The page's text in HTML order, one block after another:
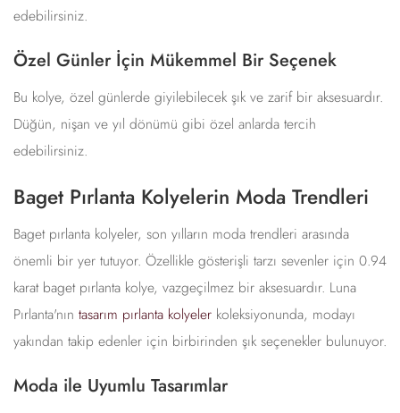
edebilirsiniz.
Özel Günler İçin Mükemmel Bir Seçenek
Bu kolye, özel günlerde giyilebilecek şık ve zarif bir aksesuardır.
Düğün, nişan ve yıl dönümü gibi özel anlarda tercih
edebilirsiniz.
Baget Pırlanta Kolyelerin Moda Trendleri
Baget pırlanta kolyeler, son yılların moda trendleri arasında
önemli bir yer tutuyor. Özellikle gösterişli tarzı sevenler için 0.94
karat baget pırlanta kolye, vazgeçilmez bir aksesuardır. Luna
Pırlanta'nın tasarım pırlanta kolyeler koleksiyonunda, modayı
yakından takip edenler için birbirinden şık seçenekler bulunuyor.
Moda ile Uyumlu Tasarımlar